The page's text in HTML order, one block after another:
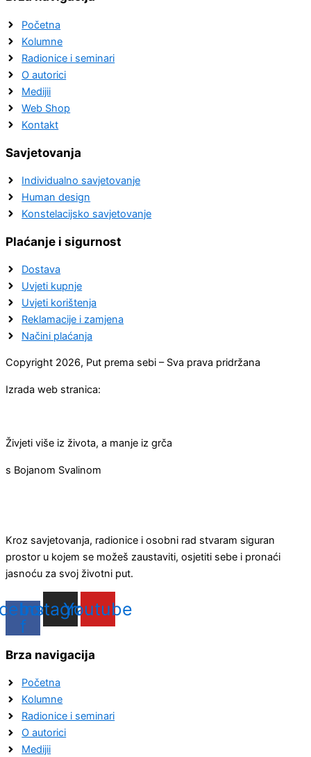
Početna
Kolumne
Radionice i seminari
O autorici
Medijii
Web Shop
Kontakt
Savjetovanja
Individualno savjetovanje
Human design
Konstelacijsko savjetovanje
Plaćanje i sigurnost
Dostava
Uvjeti kupnje
Uvjeti korištenja
Reklamacije i zamjena
Načini plaćanja
Copyright 2026, Put prema sebi – Sva prava pridržana
Izrada web stranica:
Živjeti više iz života, a manje iz grča
s Bojanom Svalinom
Kroz savjetovanja, radionice i osobni rad stvaram siguran
prostor u kojem se možeš zaustaviti, osjetiti sebe i pronaći
jasnoću za svoj životni put.
f
Instagram
Youtube
Brza navigacija
Početna
Kolumne
Radionice i seminari
O autorici
Medijii